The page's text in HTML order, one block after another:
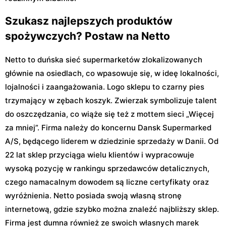
Szukasz najlepszych produktów
spożywczych? Postaw na Netto
Netto to duńska sieć supermarketów zlokalizowanych
głównie na osiedlach, co wpasowuje się, w ideę lokalności,
lojalności i zaangażowania. Logo sklepu to czarny pies
trzymający w zębach koszyk. Zwierzak symbolizuje talent
do oszczędzania, co wiąże się też z mottem sieci „Więcej
za mniej”. Firma należy do koncernu Dansk Supermarked
A/S, będącego liderem w dziedzinie sprzedaży w Danii. Od
22 lat sklep przyciąga wielu klientów i wypracowuje
wysoką pozycję w rankingu sprzedawców detalicznych,
czego namacalnym dowodem są liczne certyfikaty oraz
wyróżnienia. Netto posiada swoją własną stronę
internetową, gdzie szybko można znaleźć najbliższy sklep.
Firma jest dumna również ze swoich własnych marek